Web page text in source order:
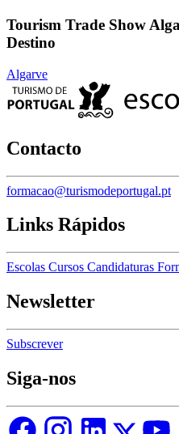
Tourism Trade Show
Destino
Algarve
Contacto
formacao@turismodeportugal.pt
Links Rápidos
Escolas Cursos Candidaturas
Newsletter
Subscrever
Siga-nos